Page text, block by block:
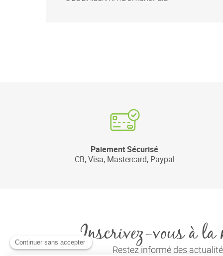
Paiement Sécurisé
CB, Visa, Mastercard, Paypal
Inscrivez-vous à la
Restez informé des